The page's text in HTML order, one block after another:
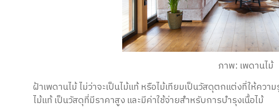
ภาพ: เพดานไม้
ฝ้าเพดานไม้ ไม่ว่าจะเป็นไม้แท้ หรือไม้เทียมเป็นวัสดุตกแต่งที่ให้ควา
ไม้แท้ เป็นวัสดุที่มีราคาสูง และมีค่าใช้จ่ายสำหรับการบำรุงเนื้อไม้